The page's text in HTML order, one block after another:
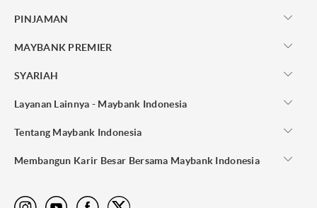
PINJAMAN
MAYBANK PREMIER
SYARIAH
Layanan Lainnya - Maybank Indonesia
Tentang Maybank Indonesia
Membangun Karir Besar Bersama Maybank Indonesia